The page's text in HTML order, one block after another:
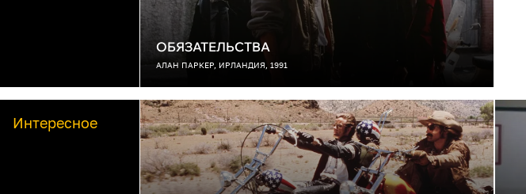
ОБЯЗАТЕЛЬСТВА
АЛАН ПАРКЕР, ИРЛАНДИЯ, 1991
Интересное